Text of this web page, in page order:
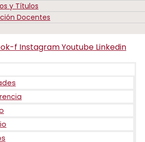
y Títulos
Docentes
f InstagramYoutube Linkedin